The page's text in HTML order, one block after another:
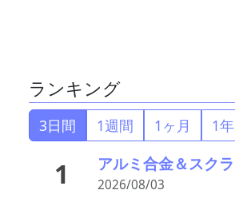
ランキング
3日間 1週間 1ヶ月 1年
1 2026/08/03